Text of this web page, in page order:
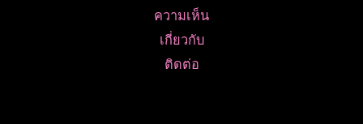
ความเห็น
เกี่ยวกับ
ติดต่อ